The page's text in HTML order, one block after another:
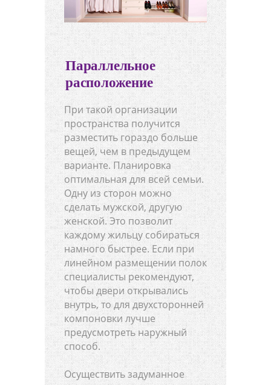
Параллельное
расположение
При такой организации
пространства получится
разместить гораздо больше
вещей, чем в предыдущем
варианте. Планировка
оптимальная для всей семьи.
Одну из сторон можно
сделать мужской, другую
женской. Это позволит
каждому жильцу собираться
намного быстрее. Если при
линейном размещении полок
специалисты рекомендуют,
чтобы двери открывались
внутрь, то для двухсторонней
компоновки лучше
предусмотреть наружный
способ.
Осуществить задуманное